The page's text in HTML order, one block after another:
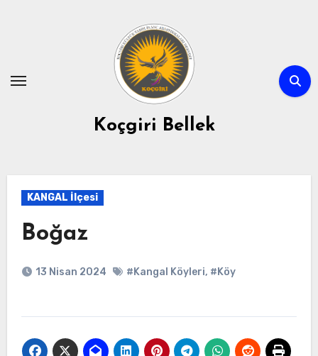
Koçgiri Bellek
KANGAL İlçesi
Boğaz
13 Nisan 2024 #Kangal Köyleri, #Köy